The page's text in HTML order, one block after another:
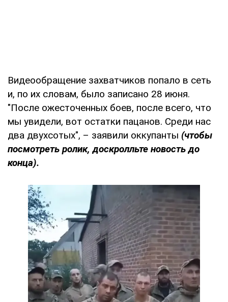
Видеообращение захватчиков попало в сеть
и, по их словам, было записано 28 июня.
"После ожесточенных боев, после всего, что
мы увидели, вот остатки пацанов. Среди нас
два двухсотых", – заявили оккупанты (чтобы
посмотреть ролик, доскролльте новость до
конца).